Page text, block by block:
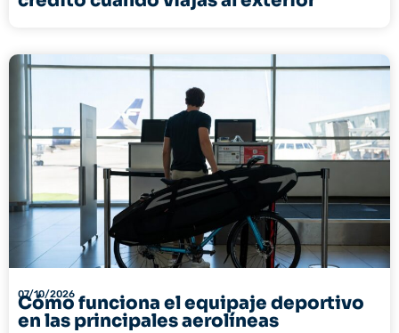
07/10/2026
Cómo funciona el equipaje deportivo
en las principales aerolíneas